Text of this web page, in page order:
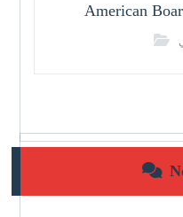
American